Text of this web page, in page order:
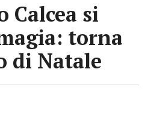
Calcea si
torna
di Natale